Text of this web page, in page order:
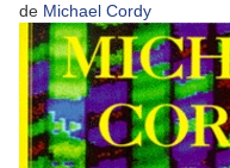
de Michael Cordy